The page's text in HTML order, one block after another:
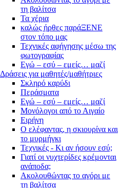
τη βαλίτσα
Τα χέρια
καλώς ήρθες παράΞΕΝΕ
στον τόπο μας
Τεχνικές αφήγησης μέσω της
φωτογραφίας
Εγώ – εσύ – εμείς… μαζί
Δράσεις για μαθητές/μαθήτριες
Σκληρό καρύδι
Περάσματα
Εγώ – εσύ – εμείς… μαζί
Μονόλογοι από το Αιγαίο
Ειρήνη
Ο ελέφαντας, η σκιουρίνα και
το μυρμήγκι
Τεχνικές - Κι αν ήσουν εσύ;
Γιατί οι νυχτερίδες κρέμονται
ανάποδα;
Ακολουθώντας το αγόρι με
τη βαλίτσα